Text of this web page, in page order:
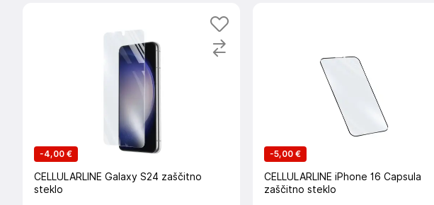
-4,00 €
CELLULARLINE Galaxy S24 zaščitno
steklo
-5,00 €
CELLULARLINE iPhone 16 Capsula
zaščitno steklo